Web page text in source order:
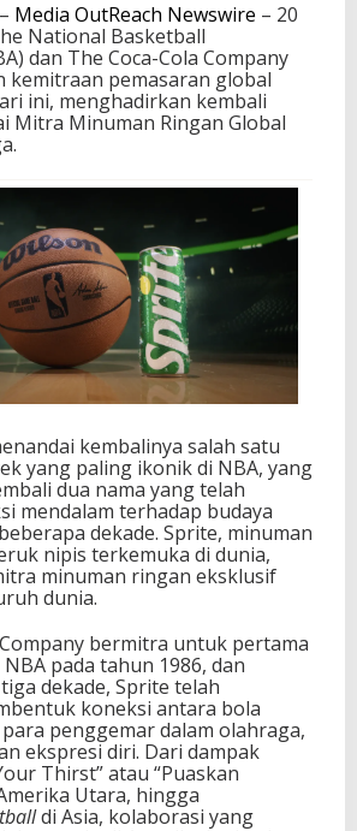
y
M
e
n
g
u
m
n
K
e
m
i
t
r
a
n
G
l
o
b
a
l
h
u
n
J
a
m
a
k
Media OutReach Newswire – 20
National Basketball
dan The Coca-Cola Company
kemitraan pemasaran global
ini, menghadirkan kembali
Mitra Minuman Ringan Global
kembalinya salah satu
yang paling ikonik di NBA, yang
dua nama yang telah
mendalam terhadap budaya
dekade. Sprite, minuman
nipis terkemuka di dunia,
minuman ringan eksklusif
dunia.
bermitra untuk pertama
pada tahun 1986, dan
dekade, Sprite telah
koneksi antara bola
penggemar dalam olahraga,
ekspresi diri. Dari dampak
Thirst” atau “Puaskan
Utara, hingga
di Asia, kolaborasi yang